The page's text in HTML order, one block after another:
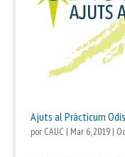
Ajuts al Pràcticum
por CAUC | Mar 6, 2019|